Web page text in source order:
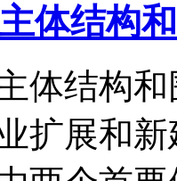
体结构
体结构
扩展和